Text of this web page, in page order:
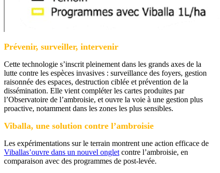
Prévenir, surveiller, intervenir
Cette technologie s’inscrit pleinement dans les grands axes de la
lutte contre les espèces invasives : surveillance des foyers, gestion
raisonnée des espaces, destruction ciblée et prévention de la
dissémination. Elle vient compléter les cartes produites par
l’Observatoire de l’ambroisie, et ouvre la voie à une gestion plus
proactive, notamment dans les zones les plus sensibles.
Viballa, une solution contre l’ambroisie
Les expérimentations sur le terrain montrent une action efficace de
Viballas’ouvre dans un nouvel ongletcontre l’ambroisie, en
comparaison avec des programmes de post-levée.